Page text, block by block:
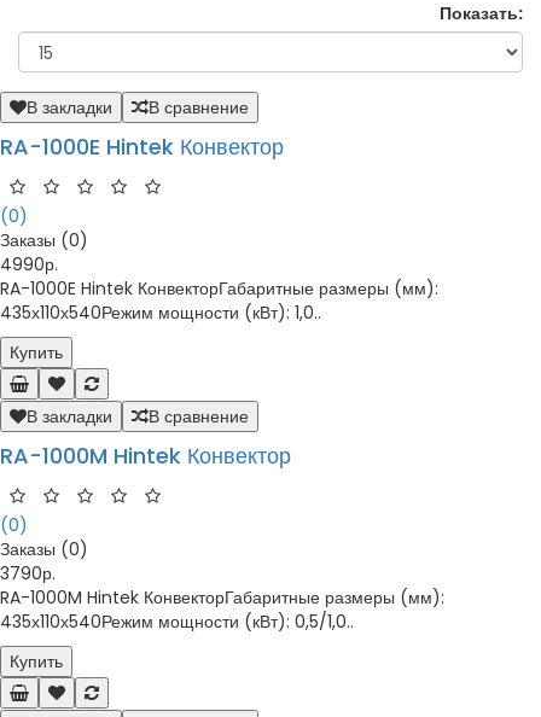
Показать:
В закладки В сравнение
RA-1000E Hintek Конвектор
(0)
Заказы (0)
4990р.
RA-1000E Hintek КонвекторГабаритные размеры (мм):
435х110х540Режим мощности (кВт): 1,0..
Купить
В закладки В сравнение
RA-1000M Hintek Конвектор
(0)
Заказы (0)
3790р.
RA-1000M Hintek КонвекторГабаритные размеры (мм):
435х110х540Режим мощности (кВт): 0,5/1,0..
Купить